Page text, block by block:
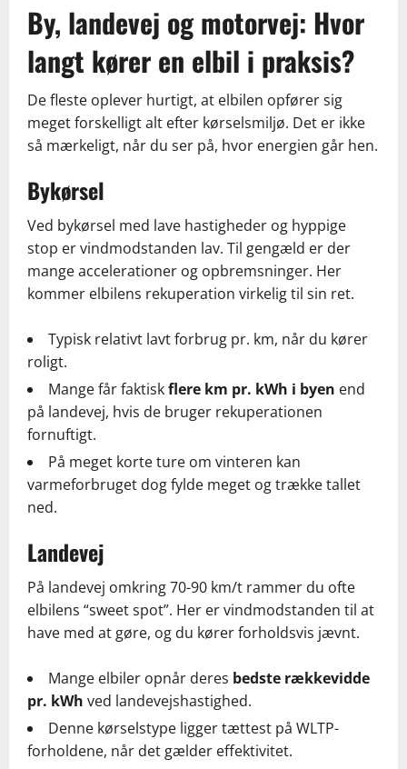
By, landevej og motorvej: Hvor
langt kører en elbil i praksis?
De fleste oplever hurtigt, at elbilen opfører sig
meget forskelligt alt efter kørselsmiljø. Det er ikke
så mærkeligt, når du ser på, hvor energien går hen.
Bykørsel
Ved bykørsel med lave hastigheder og hyppige
stop er vindmodstanden lav. Til gengæld er der
mange accelerationer og opbremsninger. Her
kommer elbilens rekuperation virkelig til sin ret.
Typisk relativt lavt forbrug pr. km, når du kører
roligt.
Mange får faktiskflere km pr. kWh i byen end
på landevej, hvis de bruger rekuperationen
fornuftigt.
På meget korte ture om vinteren kan
varmeforbruget dog fylde meget og trække tallet
ned.
Landevej
På landevej omkring 70-90 km/t rammer du ofte
elbilens “sweet spot”. Her er vindmodstanden til at
have med at gøre, og du kører forholdsvis jævnt.
Mange elbiler opnår deres bedste rækkevidde
pr. kWh ved landevejshastighed.
Denne kørselstype ligger tættest på WLTP-
forholdene, når det gælder effektivitet.